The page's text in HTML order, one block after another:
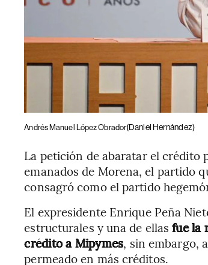
Andrés Manuel López Obrador(Daniel Hernández)
La petición de abaratar el crédito
emanados de Morena, el partido
consagró como el partido
El expresidente Enrique Peña
estructurales y una de ellasfue la
crédito a Mipymes, sin embargo,
permeado en más créditos.